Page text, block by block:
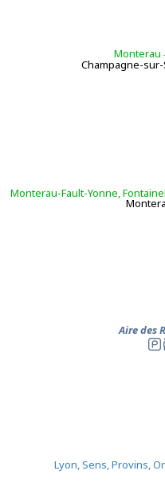
Monterau
Champagne-
Monterau-Fault-Yonne,
Aire des
Lyon, Sens, Provins,